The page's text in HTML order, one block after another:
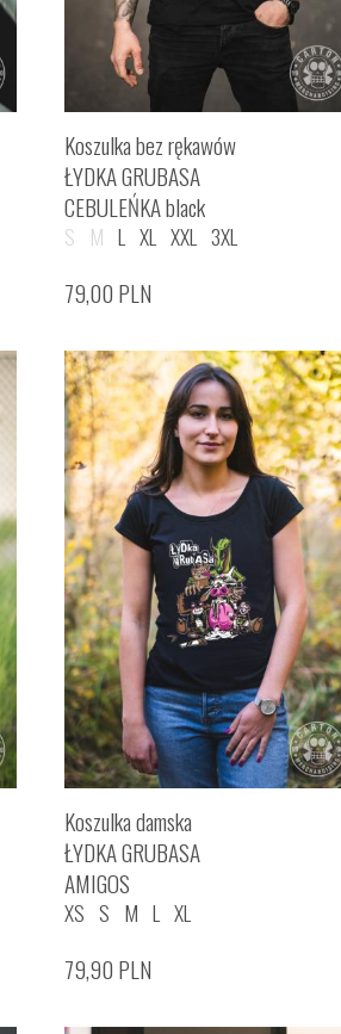
Koszulka bez rękawów
ŁYDKA GRUBASA
CEBULEŃKA black
S M L XL XXL 3XL
79,00 PLN
Koszulka damska
ŁYDKA GRUBASA
AMIGOS
XS S M L XL
79,90 PLN